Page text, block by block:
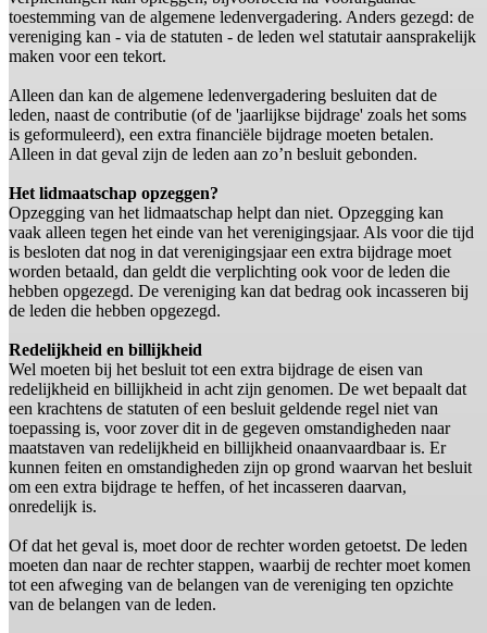
toestemming van de algemene ledenvergadering. Anders gezegd: de
vereniging kan - via de statuten - de leden wel statutair aansprakelijk
maken voor een tekort.
Alleen dan kan de algemene ledenvergadering besluiten dat de
leden, naast de contributie (of de 'jaarlijkse bijdrage' zoals het soms
is geformuleerd), een extra financiële bijdrage moeten betalen.
Alleen in dat geval zijn de leden aan zo’n besluit gebonden.
Het lidmaatschap opzeggen?
Opzegging van het lidmaatschap helpt dan niet. Opzegging kan
vaak alleen tegen het einde van het verenigingsjaar. Als voor die tijd
is besloten dat nog in dat verenigingsjaar een extra bijdrage moet
worden betaald, dan geldt die verplichting ook voor de leden die
hebben opgezegd. De vereniging kan dat bedrag ook incasseren bij
de leden die hebben opgezegd.
Redelijkheid en billijkheid
Wel moeten bij het besluit tot een extra bijdrage de eisen van
redelijkheid en billijkheid in acht zijn genomen. De wet bepaalt dat
een krachtens de statuten of een besluit geldende regel niet van
toepassing is, voor zover dit in de gegeven omstandigheden naar
maatstaven van redelijkheid en billijkheid onaanvaardbaar is. Er
kunnen feiten en omstandigheden zijn op grond waarvan het besluit
om een extra bijdrage te heffen, of het incasseren daarvan,
onredelijk is.
Of dat het geval is, moet door de rechter worden getoetst. De leden
moeten dan naar de rechter stappen, waarbij de rechter moet komen
tot een afweging van de belangen van de vereniging ten opzichte
van de belangen van de leden.